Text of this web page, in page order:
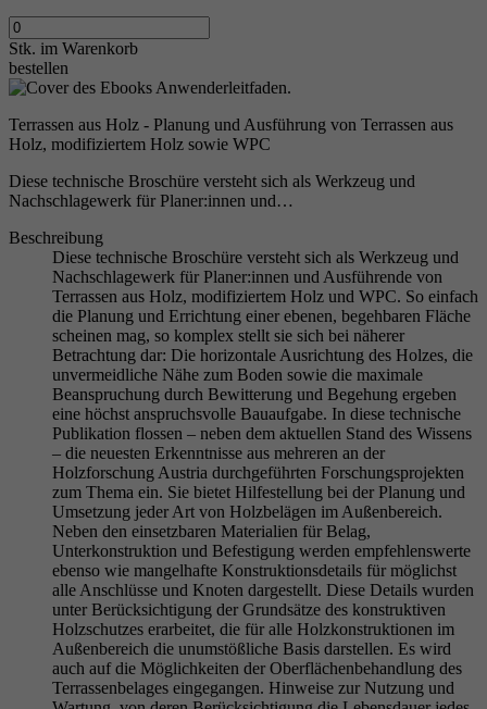
Stk. im Warenkorb
bestellen
Terrassen aus Holz - Planung und Ausführung von Terrassen aus
Holz, modifiziertem Holz sowie WPC
Diese technische Broschüre versteht sich als Werkzeug und
Nachschlagewerk für Planer:innen und…
Beschreibung
Diese technische Broschüre versteht sich als Werkzeug und
Nachschlagewerk für Planer:innen und Ausführende von
Terrassen aus Holz, modifiziertem Holz und WPC. So einfach
die Planung und Errichtung einer ebenen, begehbaren Fläche
scheinen mag, so komplex stellt sie sich bei näherer
Betrachtung dar: Die horizontale Ausrichtung des Holzes, die
unvermeidliche Nähe zum Boden sowie die maximale
Beanspruchung durch Bewitterung und Begehung ergeben
eine höchst anspruchsvolle Bauaufgabe. In diese technische
Publikation flossen – neben dem aktuellen Stand des Wissens
– die neuesten Erkenntnisse aus mehreren an der
Holzforschung Austria durchgeführten Forschungsprojekten
zum Thema ein. Sie bietet Hilfestellung bei der Planung und
Umsetzung jeder Art von Holzbelägen im Außenbereich.
Neben den einsetzbaren Materialien für Belag,
Unterkonstruktion und Befestigung werden empfehlenswerte
ebenso wie mangelhafte Konstruktionsdetails für möglichst
alle Anschlüsse und Knoten dargestellt. Diese Details wurden
unter Berücksichtigung der Grundsätze des konstruktiven
Holzschutzes erarbeitet, die für alle Holzkonstruktionen im
Außenbereich die unumstößliche Basis darstellen. Es wird
auch auf die Möglichkeiten der Oberflächenbehandlung des
Terrassenbelages eingegangen. Hinweise zur Nutzung und